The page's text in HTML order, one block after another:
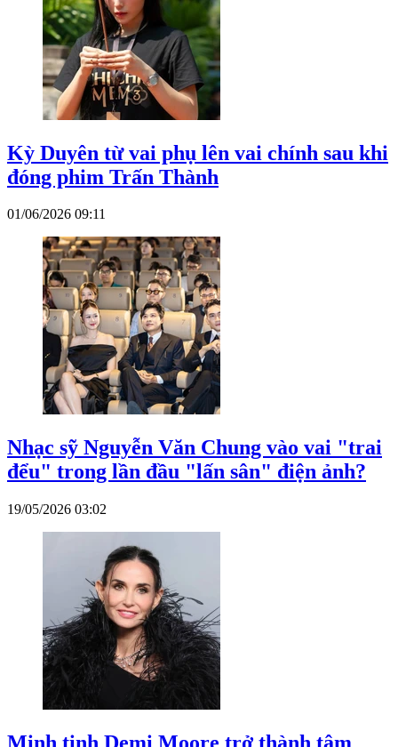
Kỳ Duyên từ vai phụ lên vai chính sau khi
đóng phim Trấn Thành
01/06/2026 09:11
Nhạc sỹ Nguyễn Văn Chung vào vai "trai
đểu" trong lần đầu "lấn sân" điện ảnh?
19/05/2026 03:02